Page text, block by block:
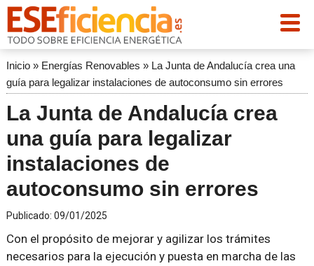
Inicio» Energías Renovables » La Junta de Andalucía crea una
guía para legalizar instalaciones de autoconsumo sin errores
La Junta de Andalucía crea
una guía para legalizar
instalaciones de
autoconsumo sin errores
Publicado: 09/01/2025
Con el propósito de mejorar y agilizar los trámites
necesarios para la ejecución y puesta en marcha de las